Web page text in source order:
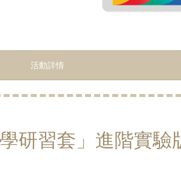
活動詳情
研習套」進階實驗